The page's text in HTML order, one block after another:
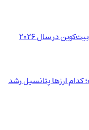
در سال 2026
کدام ارزها پتانسیل رشد